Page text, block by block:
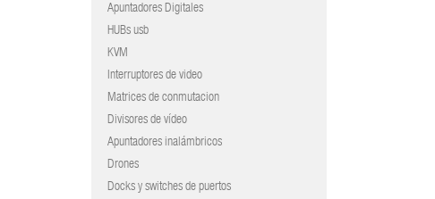
Apuntadores Digitales
HUBs usb
KVM
Interruptores de video
Matrices de conmutacion
Divisores de vídeo
Apuntadores inalámbricos
Drones
Docks y switches de puertos